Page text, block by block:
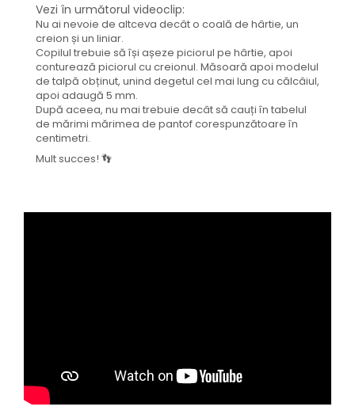
Vezi în următorul videoclip:
Nu ai nevoie de altceva decât o coală de hârtie, un
creion și un liniar.
Copilul trebuie să își așeze piciorul pe hârtie, apoi
conturează piciorul cu creionul. Măsoară apoi modelul
de talpă obținut, unind degetul cel mai lung cu călcâiul,
apoi adaugă 5 mm.
După aceea, nu mai trebuie decât să cauți în tabelul
de mărimi mărimea de pantof corespunzătoare în
centimetri.
Mult succes! 👣